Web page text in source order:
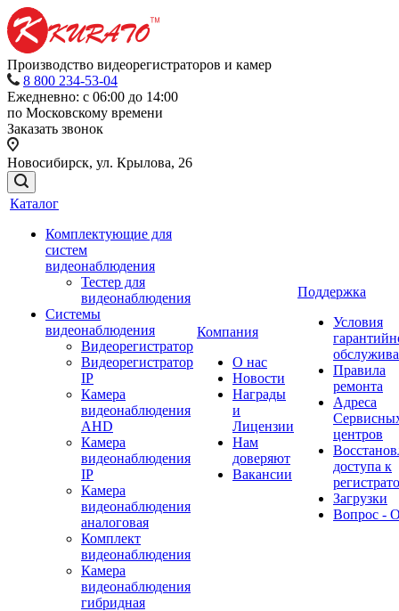
Производство видеорегистраторов и камер
8 800 234-53-04
Ежедневно: с 06:00 до 14:00
по Московскому времени
Заказать звонок
Новосибирск, ул. Крылова, 26
Каталог
Комплектующие для
систем
видеонаблюдения
Тестер для
видеонаблюдения
Системы
видеонаблюдения
Видеорегистратор
Видеорегистратор
IP
Камера
видеонаблюдения
AHD
Камера
видеонаблюдения
IP
Камера
видеонаблюдения
аналоговая
Комплект
видеонаблюдения
Камера
видеонаблюдения
гибридная
Компания
О нас
Новости
Награды
и
Лицензии
Нам
доверяют
Вакансии
Поддержка
Условия
Правила
ремонта
Адреса
центров
доступа к
Загрузки
Вопрос -